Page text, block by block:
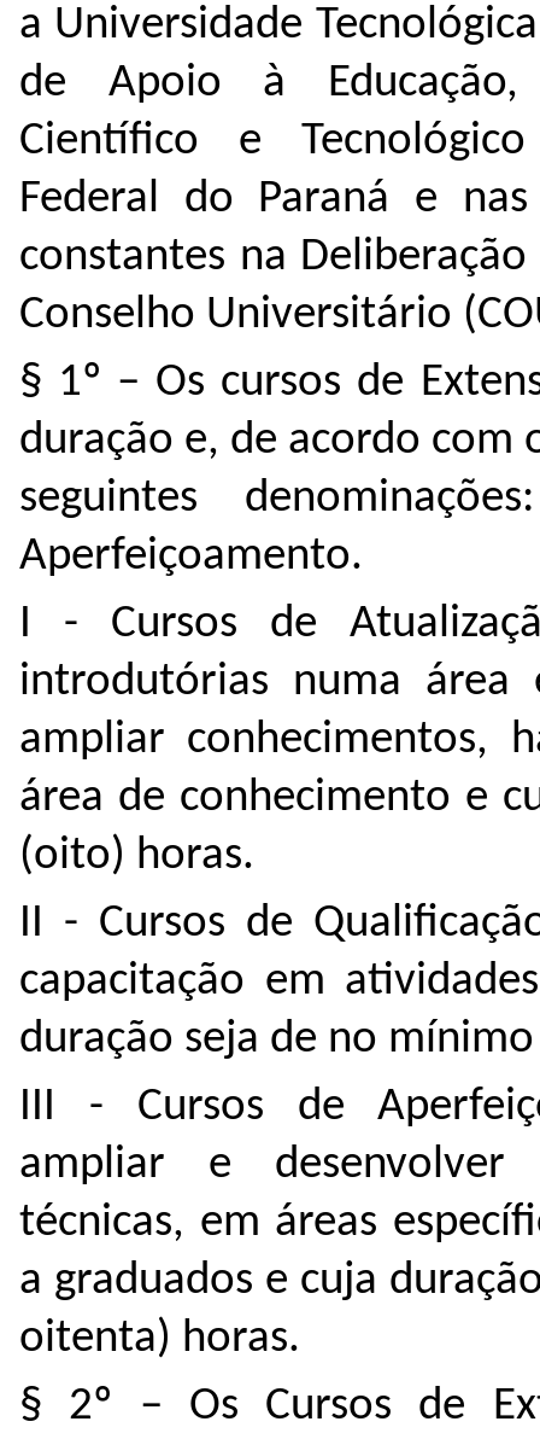
a Universidade
de Apoio à Educação,
Científico e
Federal do Paraná e
constantes na
Conselho Universitário
§ 1º – Os cursos de
duração e, de acordo com
seguintes
Aperfeiçoamento.
I - Cursos de
introdutórias numa área
ampliar conhecimentos,
área de conhecimento e
(oito) horas.
II - Cursos de
capacitação em
duração seja de no
III - Cursos de
ampliar e desenvolver
técnicas, em áreas
a graduados e cuja
oitenta) horas.
§ 2º – Os Cursos de